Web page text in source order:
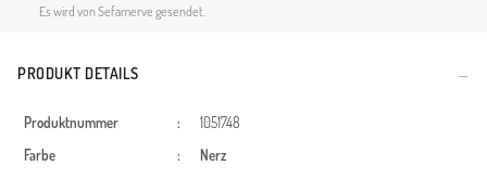
Es wird von Sefamerve gesendet.
PRODUKT DETAILS
Produktnummer :
1051748
Farbe
:
Nerz